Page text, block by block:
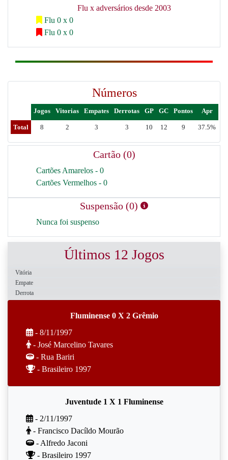
Flu x adversários desde 2003
Flu 0 x 0
Flu 0 x 0
Números
Jogos Vitorias Empates Derrotas GP GC Pontos Apr
Total 8 2 3 3 10 12 9 37.5%
Cartão (0)
Cartões Amarelos - 0
Cartões Vermelhos - 0
Suspensão (0)
Nunca foi suspenso
Últimos 12 Jogos
Vitória
Empate
Derrota
Fluminense 0 X 2 Grêmio
- 8/11/1997
- José Marcelino Tavares
- Rua Bariri
- Brasileiro 1997
Juventude 1 X 1 Fluminense
- 2/11/1997
- Francisco Dacíldo Mourão
- Alfredo Jaconi
- Brasileiro 1997